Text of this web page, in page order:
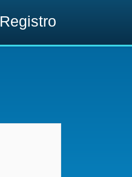
Registro